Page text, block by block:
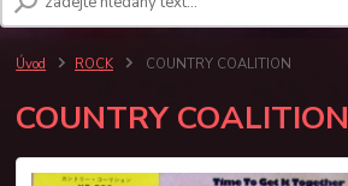
Úvod ROCK COUNTRY COALITION
COUNTRY COALITION